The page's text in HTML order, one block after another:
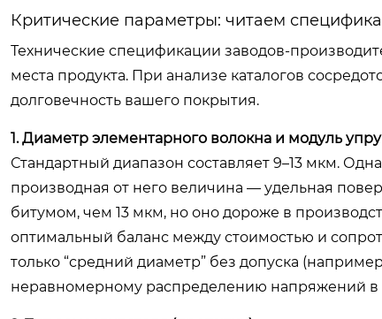
Критические параметры: читаем
Технические спецификации заводов-
места продукта. При анализе каталогов
долговечность вашего покрытия.
1. Диаметр элементарного волокна и модуль
Стандартный диапазон составляет 9–13 мкм.
производная от него величина — удельная
битумом, чем 13 мкм, но оно дороже в
оптимальный баланс между стоимостью и
только “средний диаметр” без допуска
неравномерному распределению напряжений в